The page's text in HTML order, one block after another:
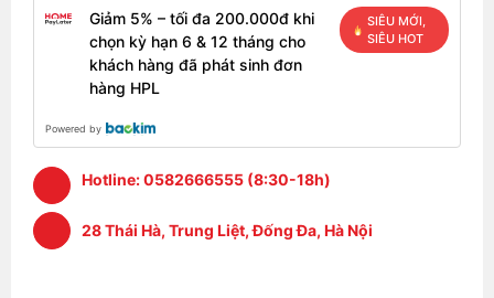
Giảm 5% – tối đa 200.000đ khi
chọn kỳ hạn 6 & 12 tháng cho
khách hàng đã phát sinh đơn
hàng HPL
SIÊU MỚI,
SIÊU HOT
Powered by
Hotline:0582666555 (8:30-18h)
28 Thái Hà, Trung Liệt, Đống Đa, Hà Nội